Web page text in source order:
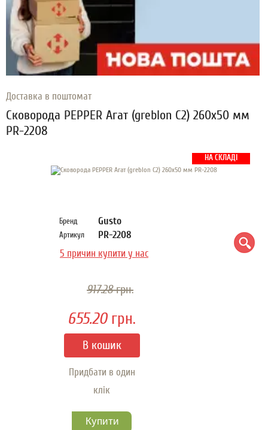
Доставка в поштомат
Сковорода PEPPER Агат (greblon C2) 260x50 мм
PR-2208
НА СКЛАДІ
Бренд Gusto
Артикул
PR-2208
5 причин купити у нас
917.28грн.
655.20грн.
Придбати в один
клік